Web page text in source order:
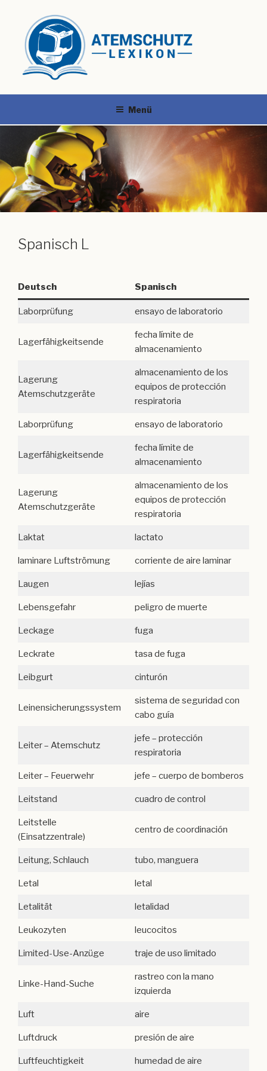
Menü
Spanisch L
Deutsch Spanisch
Laborprüfung ensayo de laboratorio
Lagerfähigkeitsende
fecha límite de
almacenamiento
Lagerung
Atemschutzgeräte
almacenamiento de los
equipos de protección
respiratoria
Laborprüfung ensayo de laboratorio
Lagerfähigkeitsende
fecha límite de
almacenamiento
Lagerung
Atemschutzgeräte
almacenamiento de los
equipos de protección
respiratoria
Laktat lactato
laminare Luftströmung corriente de aire laminar
Laugen lejías
Lebensgefahr peligro de muerte
Leckage fuga
Leckrate tasa de fuga
Leibgurt cinturón
Leinensicherungssystem
sistema de seguridad con
cabo guía
Leiter – Atemschutz
jefe – protección
respiratoria
Leiter – Feuerwehr jefe – cuerpo de bomberos
Leitstand cuadro de control
Leitstelle
(Einsatzzentrale)
centro de coordinación
Leitung, Schlauch tubo, manguera
Letal letal
Letalität letalidad
Leukozyten leucocitos
Limited-Use-Anzüge traje de uso limitado
Linke-Hand-Suche
rastreo con la mano
izquierda
Luft aire
Luftdruck presión de aire
Luftfeuchtigkeit humedad de aire